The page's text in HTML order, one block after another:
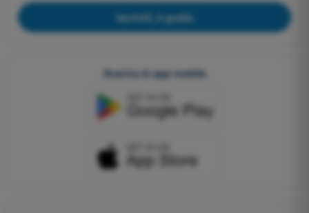
Iscriviti, è gratis
Scarica le app mobile